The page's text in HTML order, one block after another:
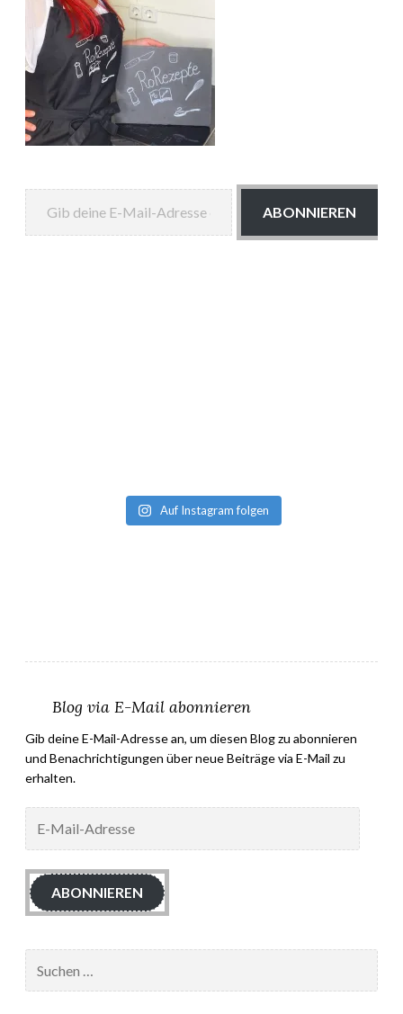
Gib deine E-Mail-Adresse ein ...
ABONNIEREN
Auf Instagram folgen
Blog via E-Mail abonnieren
Gib deine E-Mail-Adresse an, um diesen Blog zu abonnieren
und Benachrichtigungen über neue Beiträge via E-Mail zu
erhalten.
Mail-
Adresse
ABONNIEREN
nach: